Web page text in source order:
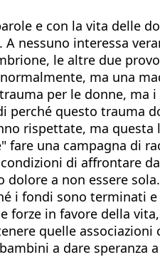
e con la vita delle
nessuno interessa
le altre due
ma una
per le donne,
questo trauma
rispettate, ma
una campagna di
di affrontare
a non essere
i fondi sono
in favore della
quelle
a dare speranza